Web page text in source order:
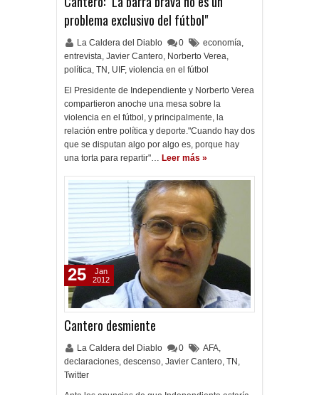
problema exclusivo del fútbol"
La Caldera del Diablo 0 economía,
entrevista, Javier Cantero, Norberto Verea,
política, TN , UIF, violencia en el fútbol
El Presidente de Independiente y Norberto Verea
compartieron anoche una mesa sobre la
violencia en el fútbol, y principalmente, la
relación entre política y deporte."Cuando hay dos
que se disputan algo por algo es, porque hay
una torta para repartir"… Leer más »
Cantero desmiente
La Caldera del Diablo 0 AFA,
declaraciones, descenso, Javier Cantero, TN ,
Twitter
25
Jan
2012